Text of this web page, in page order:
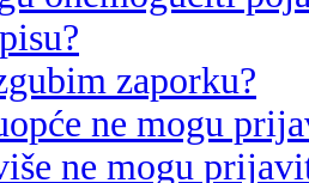
zaporku?
ne mogu
ne mogu